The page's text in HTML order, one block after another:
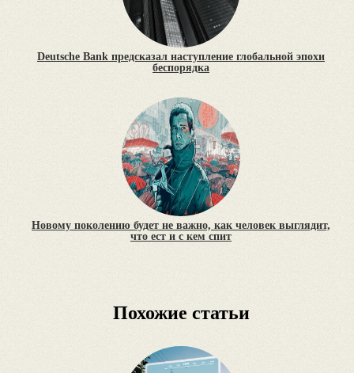
Deutsche Bank предсказал наступление глобальной эпохи
беспорядка
Новому поколению будет не важно, как человек выглядит,
что ест и с кем спит
Похожие статьи